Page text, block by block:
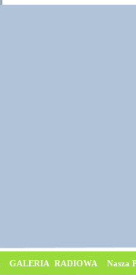
GALERIA RADIOWA Nasza